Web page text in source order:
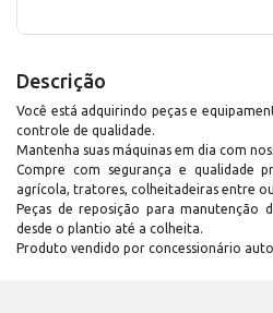
Descrição
Você está adquirindo peças e
controle de qualidade.
Mantenha suas máquinas em dia com
Compre com segurança e qualidade
agrícola, tratores, colheitadeiras entre
Peças de reposição para manutenção
desde o plantio até a colheita.
Produto vendido por concessionário